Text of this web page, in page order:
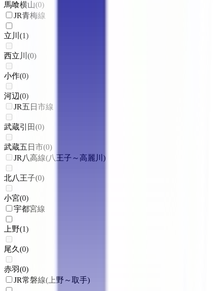
馬喰横山(0)
JR青梅線
立川 (1)
西立川 (0)
小作(0)
河辺(0)
JR五日市線
武蔵引田(0)
武蔵五日市(0)
JR八高線(八王子～高麗川)
北八王子(0)
小宮(0)
宇都宮線
上野(1)
尾久 (0)
赤羽(0)
JR常磐線(上野～取手)